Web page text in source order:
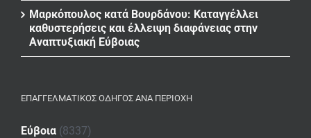
Μαρκόπουλος κατά Βουρδάνου: Καταγγέλλει
καθυστερήσεις και έλλειψη διαφάνειας στην
Αναπτυξιακή Εύβοιας
ΕΠΑΓΓΕΛΜΑΤΙΚΌΣ ΟΔΗΓΌΣ ΑΝΆ ΠΕΡΙΟΧΉ
Εύβοια (8337)